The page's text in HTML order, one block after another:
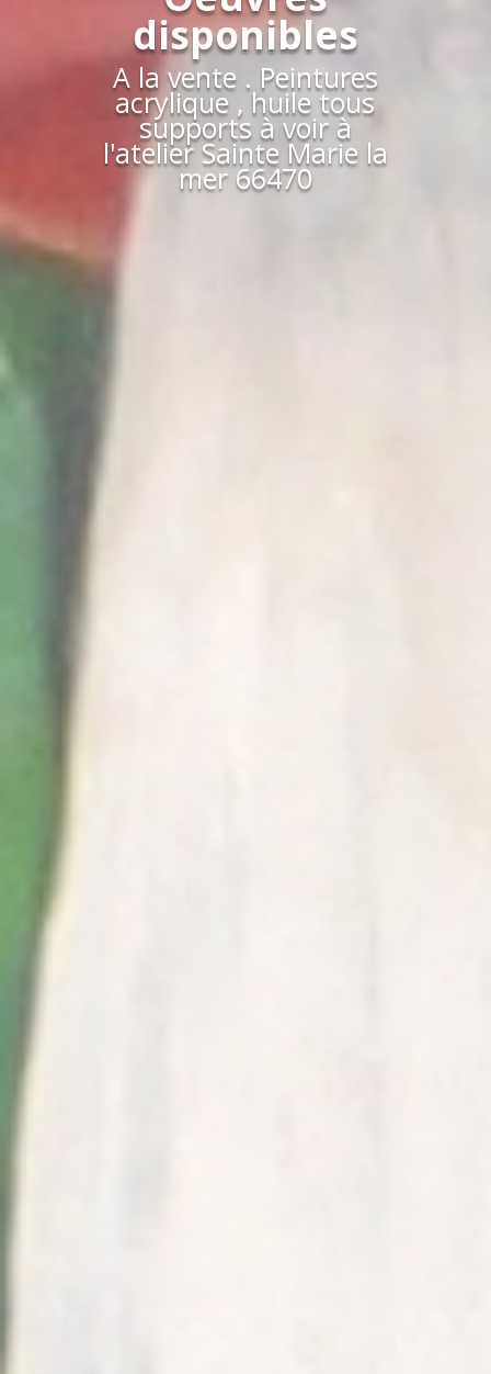
disponibles
A la vente . Peintures
acrylique , huile tous
supports à voir à
l'atelier Sainte Marie la
mer 66470